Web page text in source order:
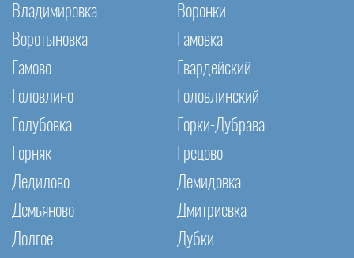
Владимировка
Воронки
Воротыновка
Гамовка
Гамово
Гвардейский
Головлино
Головлинский
Голубовка
Горки-Дубрава
Горняк
Грецово
Дедилово
Демидовка
Демьяново
Дмитриевка
Долгое
Дубки